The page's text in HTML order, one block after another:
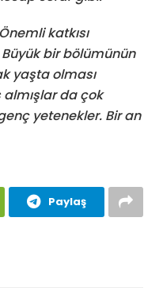
katkısı
bir bölümünün
yaşta olması
da çok
yetenekler. Bir an
Paylaş